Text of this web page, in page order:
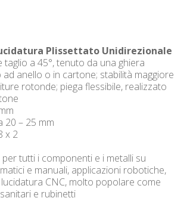
Plissettato Unidirezionale
taglio a 45°, tenuto da una ghiera
ad anello o in cartone; stabilità maggiore
rotonde; piega flessibile, realizzato
20 – 25 mm
x 2
tutti i componenti e i metalli su
e manuali, applicazioni robotiche,
CNC, molto popolare come
e rubinetti